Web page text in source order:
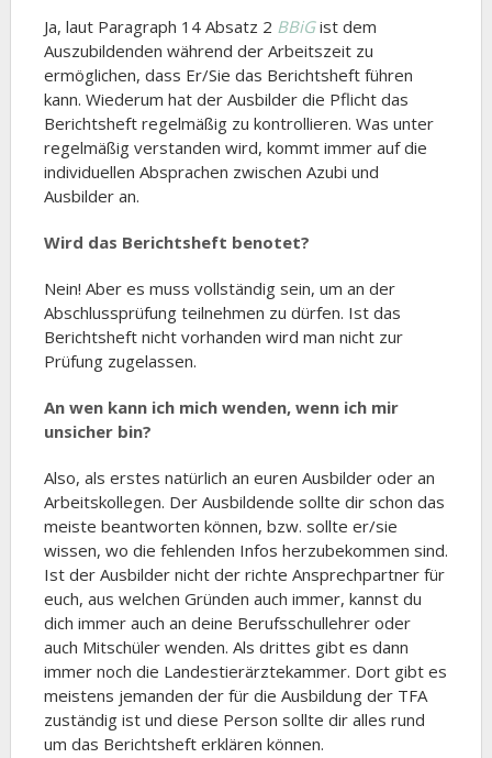
Ja, laut Paragraph 14 Absatz 2 BBiG ist dem
Auszubildenden während der Arbeitszeit zu
ermöglichen, dass Er/Sie das Berichtsheft führen
kann. Wiederum hat der Ausbilder die Pflicht das
Berichtsheft regelmäßig zu kontrollieren. Was unter
regelmäßig verstanden wird, kommt immer auf die
individuellen Absprachen zwischen Azubi und
Ausbilder an.
Wird das Berichtsheft benotet?
Nein! Aber es muss vollständig sein, um an der
Abschlussprüfung teilnehmen zu dürfen. Ist das
Berichtsheft nicht vorhanden wird man nicht zur
Prüfung zugelassen.
An wen kann ich mich wenden, wenn ich mir
unsicher bin?
Also, als erstes natürlich an euren Ausbilder oder an
Arbeitskollegen. Der Ausbildende sollte dir schon das
meiste beantworten können, bzw. sollte er/sie
wissen, wo die fehlenden Infos herzubekommen sind.
Ist der Ausbilder nicht der richte Ansprechpartner für
euch, aus welchen Gründen auch immer, kannst du
dich immer auch an deine Berufsschullehrer oder
auch Mitschüler wenden. Als drittes gibt es dann
immer noch die Landestierärztekammer. Dort gibt es
meistens jemanden der für die Ausbildung der TFA
zuständig ist und diese Person sollte dir alles rund
um das Berichtsheft erklären können.